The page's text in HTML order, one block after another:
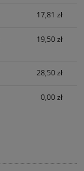
17,81 zł
19,50 zł
28,50 zł
0,00 zł